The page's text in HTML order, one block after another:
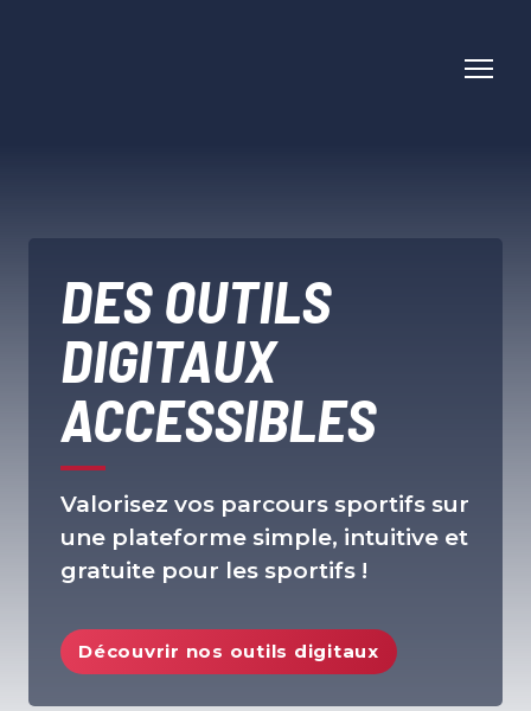
DES OUTILS
DIGITAUX
ACCESSIBLES
Valorisez vos parcours sportifs sur
une plateforme simple, intuitive et
gratuite pour les sportifs !
Découvrir nos outils digitaux